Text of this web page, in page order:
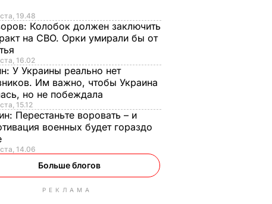
19.48
Колобок должен заключить
на СВО. Орки умирали бы от
16.02
У Украины реально нет
Им важно, чтобы Украина
но не побеждала
15.12
Перестаньте воровать – и
военных будет гораздо
14.06
Больше блогов
РЕКЛАМА